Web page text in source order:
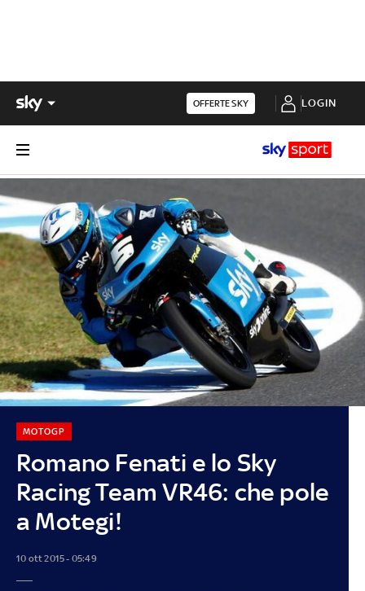
OFFERTE SKY LOGIN
Romano Fenati e lo Sky
Racing Team VR46: che pole
a Motegi!
MOTOGP
10 ott 2015 - 05:49